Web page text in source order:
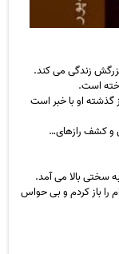
است.
گذشته او با خبر است
و کشف رازهای…
سختی بالا می آمد.
را باز کردم و بی حواس